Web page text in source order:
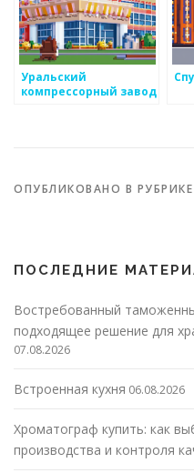
Уральский
компрессорный завод
ОПУБЛИКОВАНО В РУБРИКЕ
ПОСЛЕДНИЕ
Востребованный
подходящее решение для
07.08.2026
Встроенная кухня 06.08.2026
Хроматограф купить: как
производства и контроля